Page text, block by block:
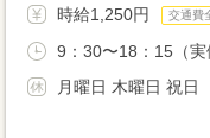
時給1,250円 交通費
9：30〜18：15（実
月曜日 木曜日 祝日